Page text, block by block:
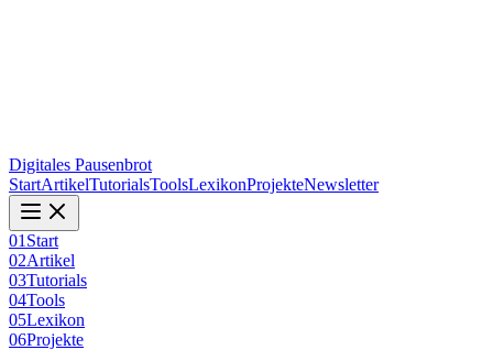
Digitales Pausenbrot
StartArtikelTutorialsToolsLexikonProjekteNewsletter
01 Start
02Artikel
03Tutorials
04Tools
05Lexikon
06Projekte